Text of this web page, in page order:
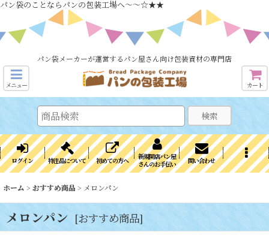
パン袋のことならパンの包装工場へ～～☆★★
パン袋メーカーが運営するパン屋さん向け包装資材の専門店
メニュー カート
検索
ログイン 特注品について 初めての方へ
新規開店パン屋
さんのお手伝い
問い合わせ
ホーム > おすすめ商品 > メロンパン
メロンパン [おすすめ商品]